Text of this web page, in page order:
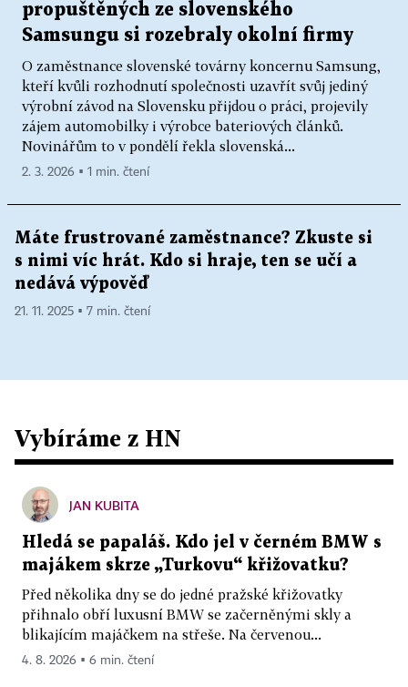
propuštěných ze slovenského
Samsungu si rozebraly okolní firmy
O zaměstnance slovenské továrny koncernu Samsung,
kteří kvůli rozhodnutí společnosti uzavřít svůj jediný
výrobní závod na Slovensku přijdou o práci, projevily
zájem automobilky i výrobce bateriových článků.
Novinářům to v pondělí řekla slovenská...
2. 3. 2026 ▪ 1 min. čtení
Máte frustrované zaměstnance? Zkuste si
s nimi víc hrát. Kdo si hraje, ten se učí a
nedává výpověď
21. 11. 2025 ▪ 7 min. čtení
Vybíráme z HN
JAN KUBITA
Hledá se papaláš. Kdo jel v černém BMW s
majákem skrze „Turkovu“ křižovatku?
Před několika dny se do jedné pražské křižovatky
přihnalo obří luxusní BMW se začerněnými skly a
blikajícím majáčkem na střeše. Na červenou...
4. 8. 2026 ▪ 6 min. čtení